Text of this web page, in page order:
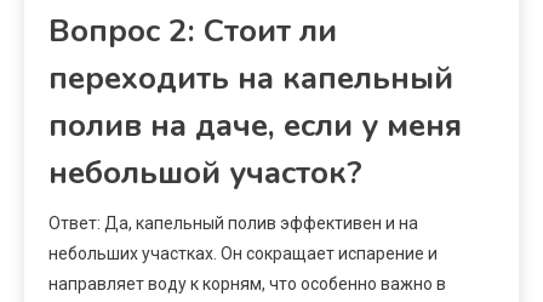
Вопрос 2: Стоит ли
переходить на капельный
полив на даче, если у меня
небольшой участок?
Ответ: Да, капельный полив эффективен и на
небольших участках. Он сокращает испарение и
направляет воду к корням, что особенно важно в